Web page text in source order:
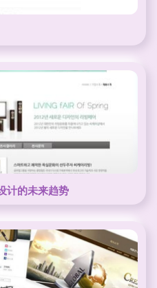
计的未来趋势